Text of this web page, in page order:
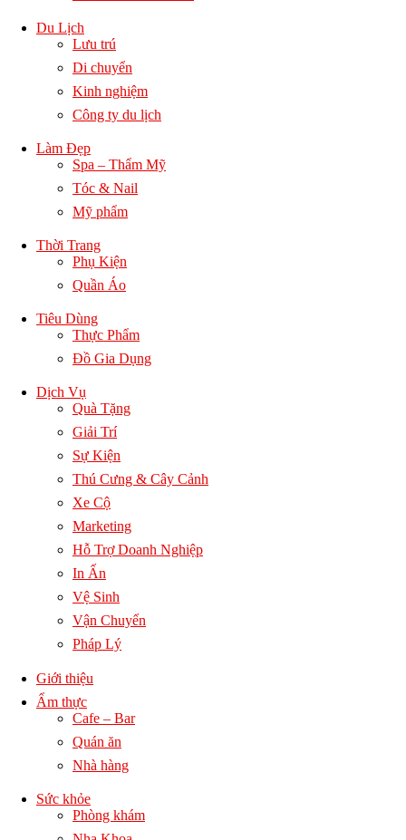
Du Lịch
Lưu trú
Di chuyển
Kinh nghiệm
Công ty du lịch
Làm Đẹp
Spa – Thẩm Mỹ
Tóc & Nail
Mỹ phẩm
Thời Trang
Phụ Kiện
Quần Áo
Tiêu Dùng
Thực Phẩm
Đồ Gia Dụng
Dịch Vụ
Quà Tặng
Giải Trí
Sự Kiện
Thú Cưng & Cây Cảnh
Xe Cộ
Marketing
Hỗ Trợ Doanh Nghiệp
In Ấn
Vệ Sinh
Vận Chuyển
Pháp Lý
Giới thiệu
Ẩm thực
Cafe – Bar
Quán ăn
Nhà hàng
Sức khỏe
Phòng khám